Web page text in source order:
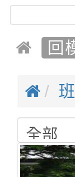
梯
海
檢
「
「
養
書
坊
徵
有
年
字稿
為
者
環境
檢
字
有
服
檢
字
函
回